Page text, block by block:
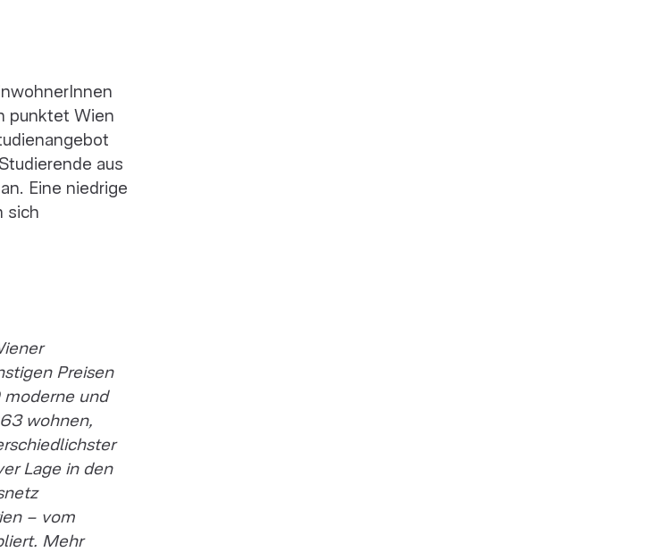
punktet Wien
aus
Eine niedrige
sich
Preisen
und
wohnen,
Lage in den
– vom
Mehr